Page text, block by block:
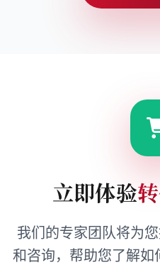
立即体验
我们的专家团队将为
和咨询，帮助您了解如